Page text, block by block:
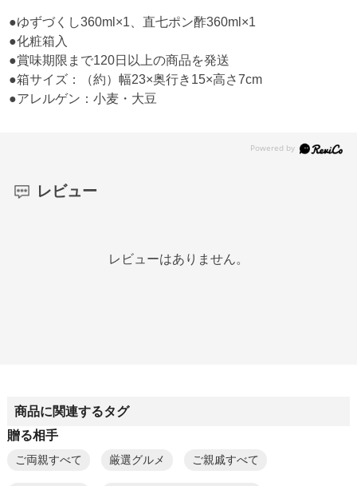
●ゆずづくし360ml×1、直七ポン酢360ml×1
●化粧箱入
●賞味期限まで120日以上の商品を発送
●箱サイズ：（約）幅23×奥行き15×高さ7cm
●アレルゲン：小麦・大豆
レビュー
レビューはありません。
商品に関連するタグ
贈る相手
ご両親すべて 厳選グルメ ご親戚すべて